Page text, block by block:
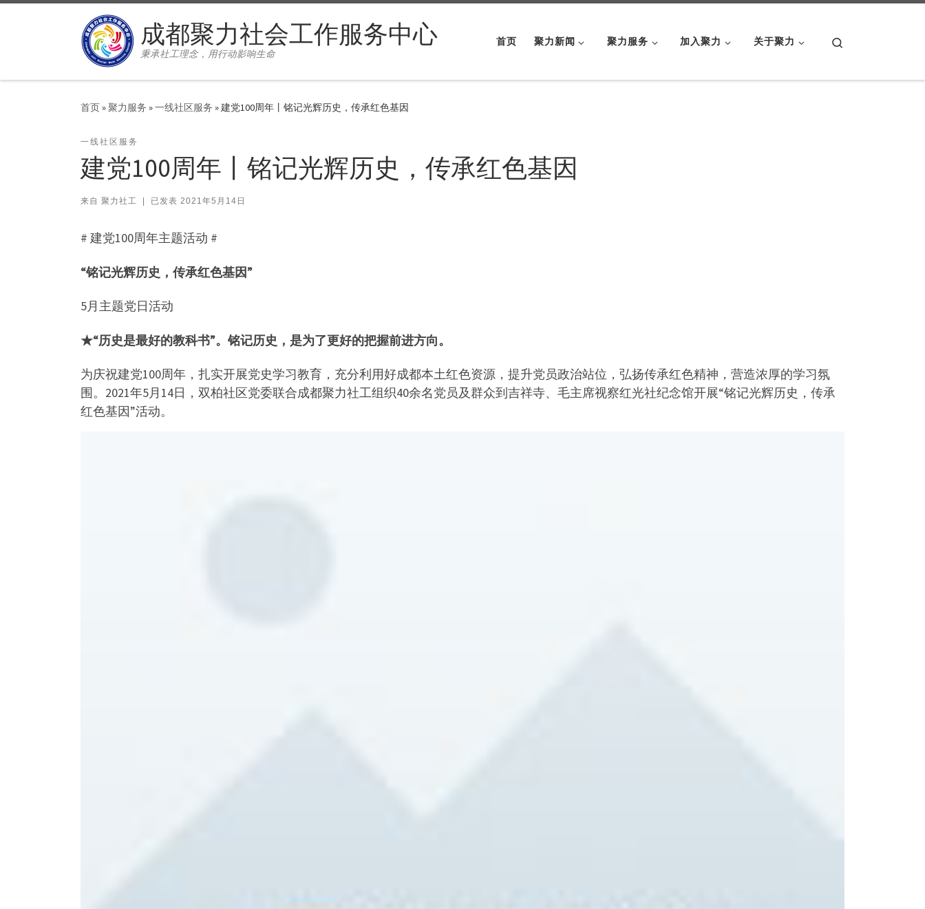
成都聚力社会工作服务中心
秉承社工理念，用行动影响生命
首页 聚力新闻 聚力服务 加入聚力 关于聚力
首页»聚力服务 »一线社区服务 »建党100周年丨铭记光辉历史，传承红色基因
一线社区服务
建党100周年丨铭记光辉历史，传承红色基因
来自 聚力社工 已发表 2021年5月14日
# 建党100周年主题活动 #
“铭记光辉历史，传承红色基因”
5月主题党日活动
★“历史是最好的教科书”。铭记历史，是为了更好的把握前进方向。
为庆祝建党100周年，扎实开展党史学习教育，充分利用好成都本土红色资源，提升党员政治站位，弘扬传承红色精神，营造浓厚的学习氛
围。2021年5月14日，双柏社区党委联合成都聚力社工组织40余名党员及群众到吉祥寺、毛主席视察红光社纪念馆开展“铭记光辉历史，传承
红色基因”活动。